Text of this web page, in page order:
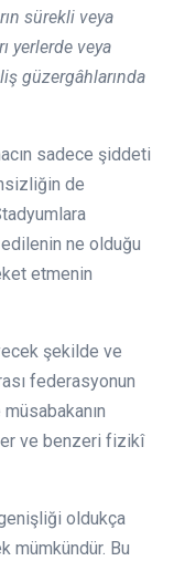
sürekli veya
yerlerde veya
güzergâhlarında
sadece şiddeti
de
ne olduğu
etmenin
şekilde ve
federasyonun
ve benzeri fizikî
oldukça
mümkündür. Bu